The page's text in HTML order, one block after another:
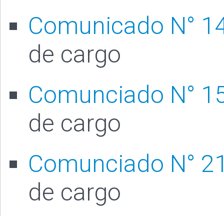
Comunicado N°
de cargo
Comunciado N°
de cargo
Comunciado N°
de cargo